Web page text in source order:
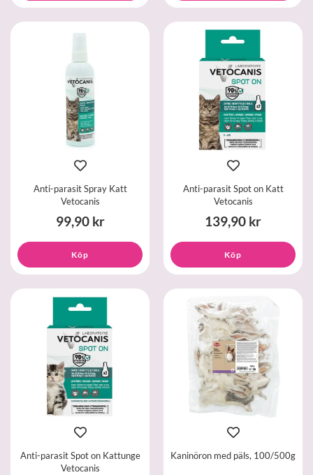
Anti-parasit Spray Katt
Vetocanis
99,90 kr
Köp
Anti-parasit Spot on Katt
Vetocanis
139,90 kr
Köp
Anti-parasit Spot on Kattunge
Vetocanis
Kaninöron med päls, 100/500g